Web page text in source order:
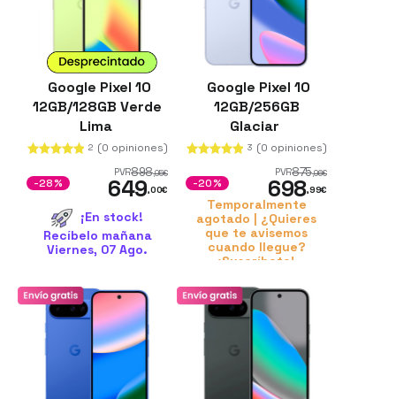
Google Pixel 10
12GB/128GB Verde
Lima
2 (0 opiniones)
PVR898,95€
649,00€
-28%
¡En stock!
Recíbelo mañana
Viernes, 07 Ago.
Google Pixel 10
12GB/256GB
Glaciar
3 (0 opiniones)
PVR875,96€
698,99€
-20%
Temporalmente
agotado | ¿Quieres
que te avisemos
cuando llegue?
¡Suscríbete!